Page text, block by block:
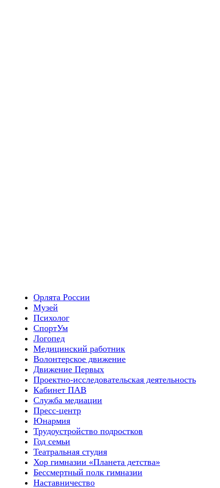
Орлята России
Музей
Психолог
СпортУм
Логопед
Медицинский работник
Волонтерское движение
Движение Первых
Проектно-исследовательская деятельность
Кабинет ПАВ
Служба медиации
Пресс-центр
Юнармия
Трудоустройство подростков
Год семьи
Театральная студия
Хор гимназии «Планета детства»
Бессмертный полк гимназии
Наставничество